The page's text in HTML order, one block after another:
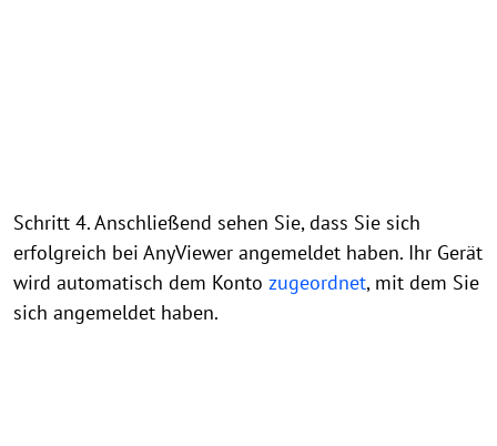
Schritt 4. Anschließend sehen Sie, dass Sie sich
erfolgreich bei AnyViewer angemeldet haben. Ihr Gerät
wird automatisch dem Konto zugeordnet, mit dem Sie
sich angemeldet haben.